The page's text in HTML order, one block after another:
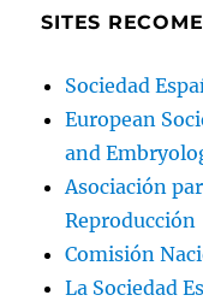
SITES
Sociedad
European
and
Asociación
Reproducción
Comisión
La Sociedad